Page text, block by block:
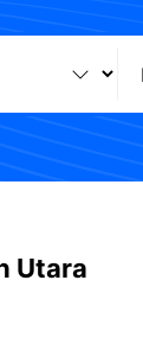
Utara